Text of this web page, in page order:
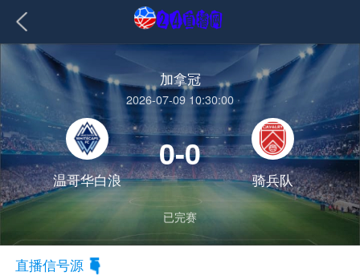
加拿冠
2026-07-09 10:30:00
温哥华白浪
0-0
骑兵队
已完赛
直播信号源